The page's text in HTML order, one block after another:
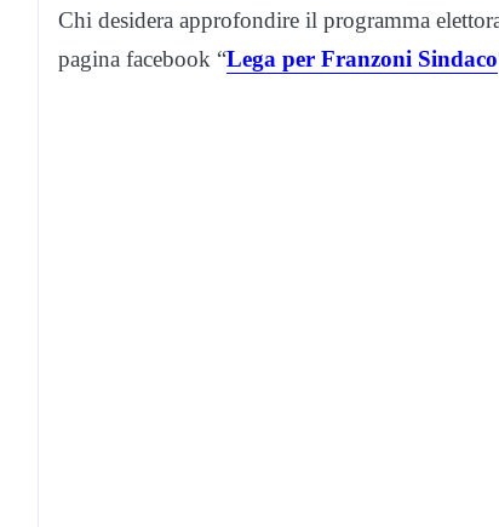
Chi desidera approfondire il programma
pagina facebook “Lega per Franzoni Sindaco